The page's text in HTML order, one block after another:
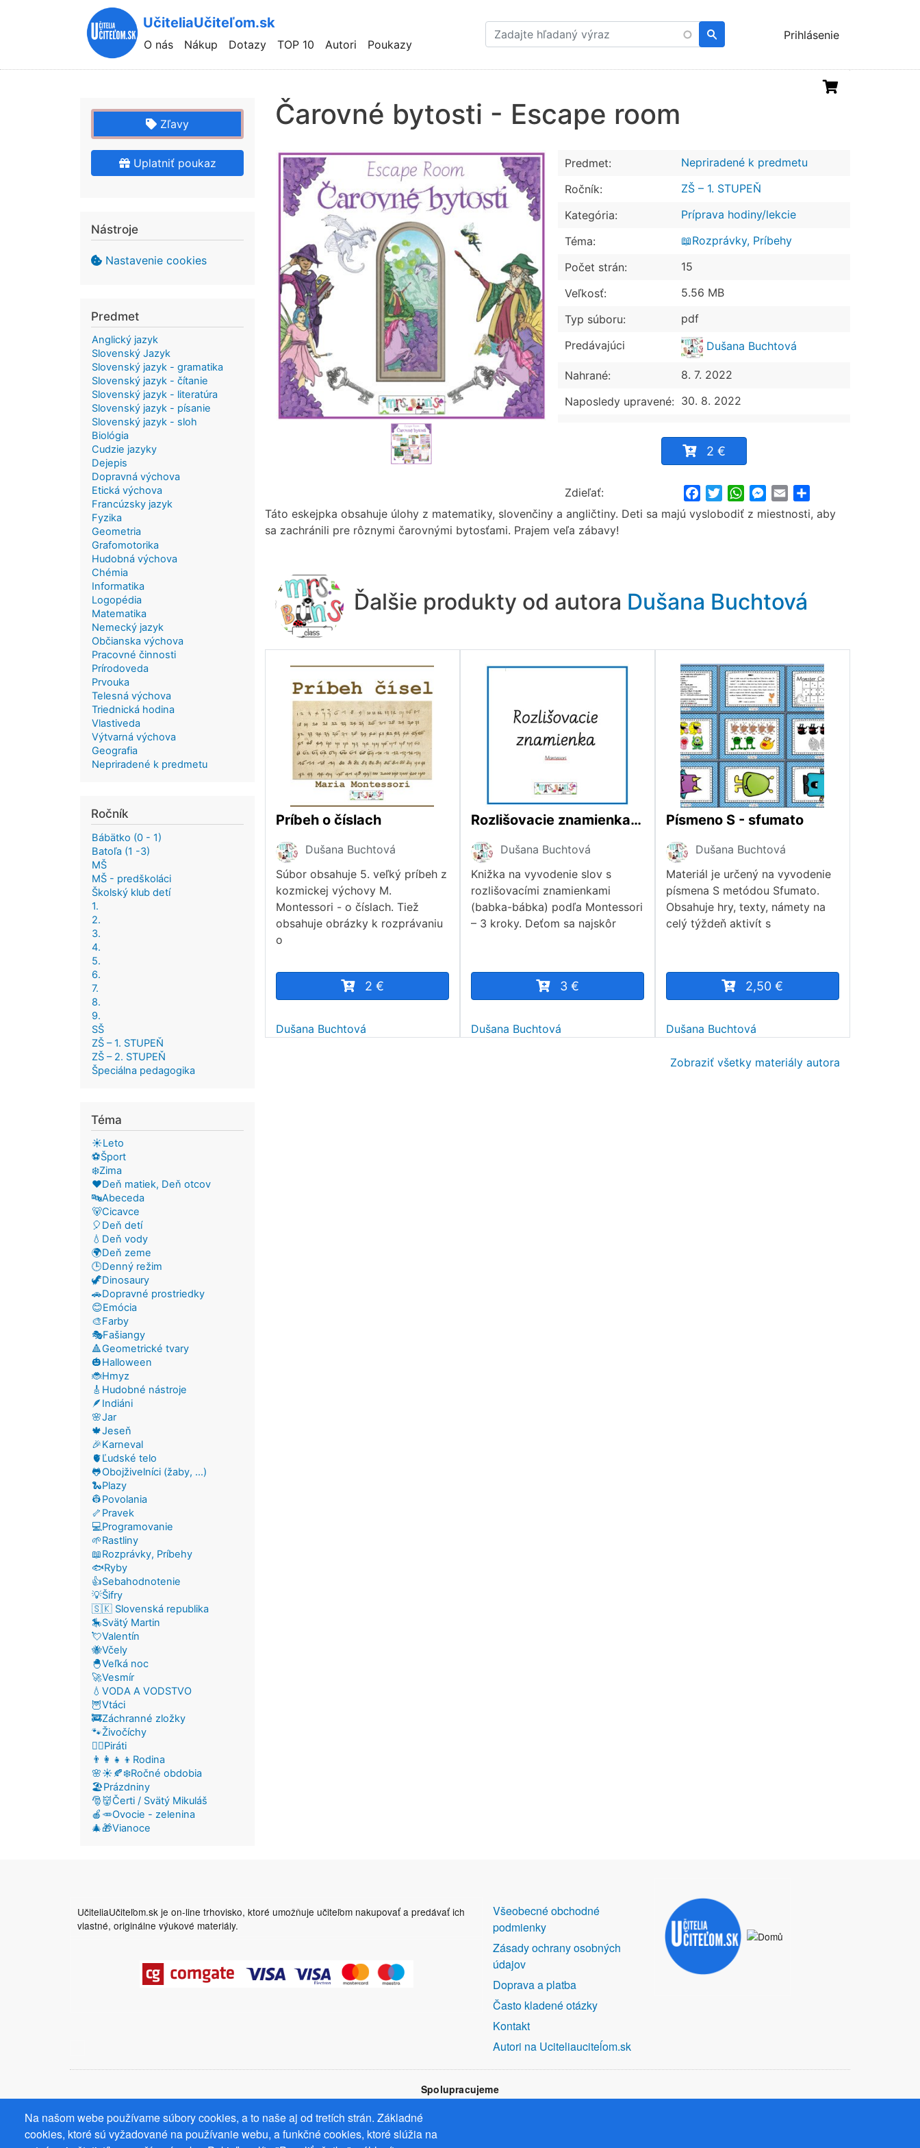
hlavný
UčiteliaUčiteľom.sk
Menu
Prihlásenie
Hlavní
navigace
O nás Nákup Dotazy TOP 10 Autori Poukazy
Čarovné bytosti - Escape room
Predmet:
Nepriradené k predmetu
Ročník:
ZŠ – 1. STUPEŇ
Kategória:
Príprava hodiny/lekcie
Téma:
📖Rozprávky, Príbehy
Počet strán:
15
Veľkosť:
5.56 MB
Typ súboru:
pdf
Predávajúci
Dušana Buchtová
Nahrané:
8. 7. 2022
Naposledy upravené: 30. 8. 2022
2 €
Zdieľať: FacebookTwitterWhatsApp
Messenger
Email
Táto eskejpka obsahuje úlohy z matematiky, slovenčiny a angličtiny. Deti sa majú vyslobodiť z miestnosti, aby
sa zachránili pre rôznymi čarovnými bytosťami. Prajem veľa zábavy!
Ďalšie produkty od autora Dušana Buchtová
Príbeh o číslach
Dušana Buchtová
Súbor obsahuje 5. veľký príbeh z
kozmickej výchovy M.
Montessori - o číslach. Tiež
obsahuje obrázky k rozprávaniu
o
2 €
Dušana Buchtová
Rozlišovacie znamienka - slová (babka-bábka)
Dušana Buchtová
Knižka na vyvodenie slov s
rozlišovacími znamienkami
(babka-bábka) podľa Montessori
– 3 kroky. Deťom sa najskôr
3 €
Dušana Buchtová
Písmeno S - sfumato
Dušana Buchtová
Materiál je určený na vyvodenie
písmena S metódou Sfumato.
Obsahuje hry, texty, námety na
celý týždeň aktivít s
2,50 €
Dušana Buchtová
Zobraziť všetky materiály autora
Zľavy
Uplatniť poukaz
Nástroje
Nastavenie cookies
Predmet
Anglický jazyk
Slovenský Jazyk
Slovenský jazyk - gramatika
Slovenský jazyk - čítanie
Slovenský jazyk - literatúra
Slovenský jazyk - písanie
Slovenský jazyk - sloh
Biológia
Cudzie jazyky
Dejepis
Dopravná výchova
Etická výchova
Francúzsky jazyk
Fyzika
Geometria
Grafomotorika
Hudobná výchova
Chémia
Informatika
Logopédia
Matematika
Nemecký jazyk
Občianska výchova
Pracovné činnosti
Prírodoveda
Prvouka
Telesná výchova
Triednická hodina
Vlastiveda
Výtvarná výchova
Geografia
Nepriradené k predmetu
Ročník
Bábätko (0 - 1)
Batoľa (1 -3)
MŠ
MŠ - predškoláci
Školský klub detí
1.
2.
3.
4.
5.
6.
7.
8.
9.
SŠ
ZŠ – 1. STUPEŇ
ZŠ – 2. STUPEŇ
Špeciálna pedagogika
Téma
☀️Leto
⚽Šport
❄️Zima
❤️Deň matiek, Deň otcov
🔤Abeceda
🐻Cicavce
🎈Deň detí
💧Deň vody
🌍Deň zeme
🕒Denný režim
🦖Dinosaury
🚗Dopravné prostriedky
😊Emócia
🎨Farby
🎭Fašiangy
🔺Geometrické tvary
🎃Halloween
🐞Hmyz
🎸Hudobné nástroje
🪶Indiáni
🌸Jar
🍁Jeseň
🎉Karneval
🫀Ľudské telo
🐸Obojživelníci (žaby, ...)
🐍Plazy
👷Povolania
🦴Pravek
💻Programovanie
🌱Rastliny
📖Rozprávky, Príbehy
🐟Ryby
👍Sebahodnotenie
💡Šifry
🇸🇰 Slovenská republika
🎠Svätý Martin
💘Valentín
🐝Včely
🐣Veľká noc
🚀Vesmír
💧VODA A VODSTVO
🦉Vtáci
🚒Záchranné zložky
🐾Živočíchy
🏴‍☠️Piráti
👨‍👩‍👧‍👦Rodina
🌸☀️🍂❄️Ročné obdobia
🏖️Prázdniny
🎅👹Čerti / Svätý Mikuláš
🍎🥕Ovocie - zelenina
🎄🎁Vianoce
UčiteliaUčiteľom.sk je on-line trhovisko, ktoré umožňuje učiteľom nakupovať a predávať ich
vlastné, originálne výukové materiály.
Na našom webe používame súbory cookies, a to naše aj od tretích strán. Základné
cookies, ktoré sú vyžadované na používanie webu, a funkčné cookies, ktoré slúžia na
DALŠÍ
ODKAZY
Všeobecné obchodné
podmienky
Zásady ochrany osobných
údajov
Doprava a platba
Často kladené otázky
Kontakt
Autori na Uciteliauciteĺom.sk
Spolupracujeme